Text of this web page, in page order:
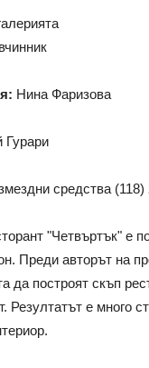
Нина Фаризова
Гурари
средства (118)
"Четвъртък" е
Преди авторът на
да построят скъп
Резултатът е много